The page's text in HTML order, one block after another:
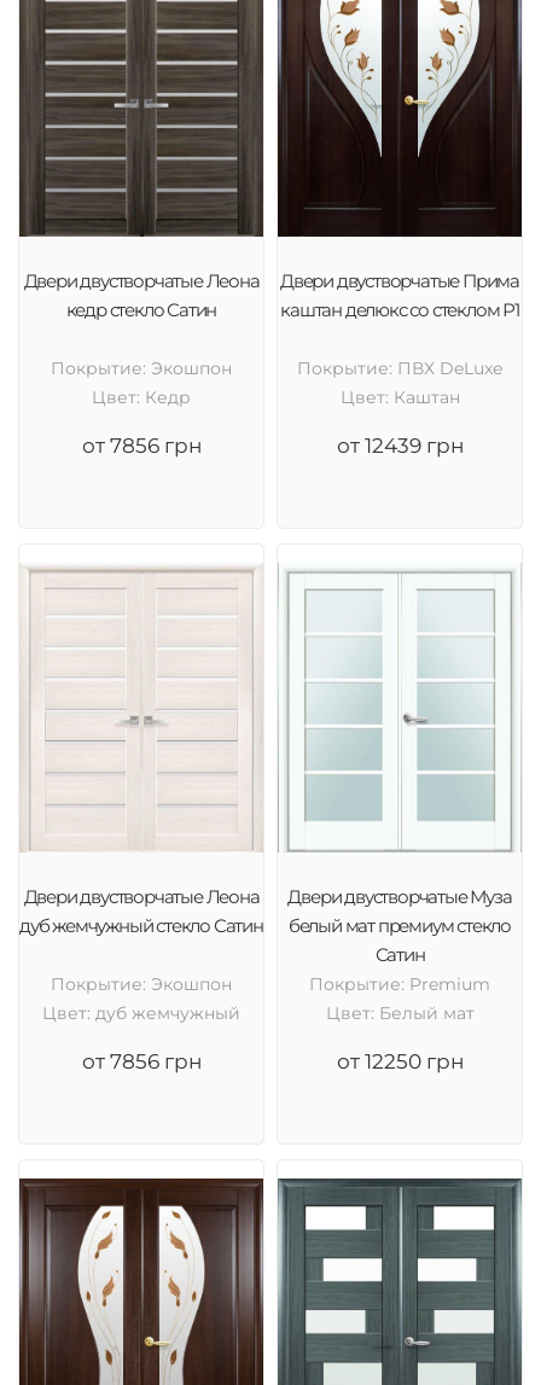
Двери двустворчатые Леона
кедр стекло Сатин
Покрытие: Экошпон
Цвет: Кедр
от 7856 грн
Двери двустворчатые Прима
каштан делюкс со стеклом Р1
Покрытие: ПВХ DeLuxe
Цвет: Каштан
от 12439 грн
Двери двустворчатые Леона
дуб жемчужный стекло Сатин
Покрытие: Экошпон
Цвет: дуб жемчужный
от 7856 грн
Двери двустворчатые Муза
белый мат премиум стекло
Сатин
Покрытие: Premium
Цвет: Белый мат
от 12250 грн